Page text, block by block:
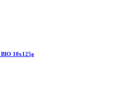
10x125g